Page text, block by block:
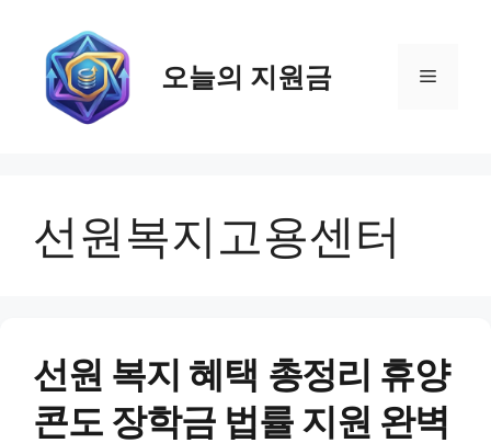
오늘의 지원금 메
선원복지고용센터
선원 복지 혜택 총정리 휴양
콘도 장학금 법률 지원 완벽